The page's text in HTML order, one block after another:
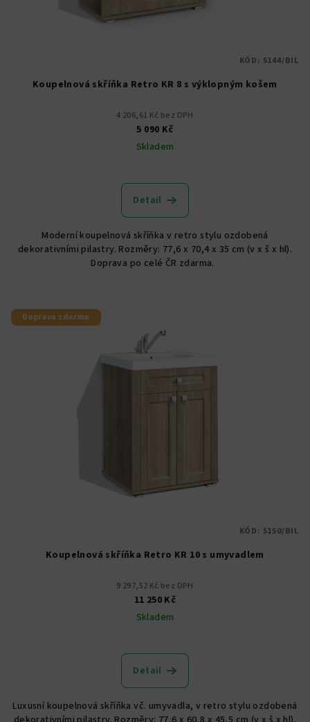
Koupelnová skříňka Retro KR 8 s výklopným košem
4 206,61 Kč bez DPH
5 090 Kč
Skladem
Detail
Moderní koupelnová skříňka v retro stylu ozdobená
dekorativními pilastry. Rozměry: 77,6 x 70,4 x 35 cm (v x š x hl).
Doprava po celé ČR zdarma.
KÓD: 5144/BIL
Doprava zdarma
Koupelnová skříňka Retro KR 10 s umyvadlem
9 297,52 Kč bez DPH
11 250 Kč
Skladem
Detail
Luxusní koupelnová skříňka vč. umyvadla, v retro stylu ozdobená
KÓD: 5150/BIL